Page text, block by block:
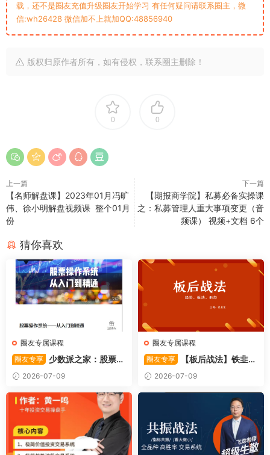
载，还不是圈友充值升级圈友开始学习 有任何疑问请联系圈主，微
信:wh26428 微信加不上就加QQ:48856940
版权归原作者所有，如有侵权，联系圈主删除！
0 0
上一篇
【名师解盘课】2023年01月冯旷
伟、徐小明解盘视频课 整个01月
份
下一篇
【期报商学院】私募必备实操课
之：私募管理人重大事项变更（音
频课） 视频+文档 6个
猜你喜欢
圈友专属课程
圈友专享
少数派之家：股票操
作系统—从入门到精通
2026-07-09
圈友专属课程
圈友专享
【板后战法】铁韭菜
板后强势战法
2026-07-09